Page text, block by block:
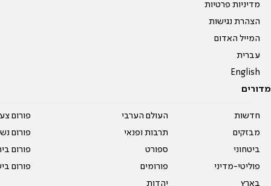
מדיניות פרטיות
הצהרת נגישות
המייל האדום
עברית
English
מדורים
חדשות
מבזקים
ביטחוני
פוליטי-מדיני
בארץ
העולם הערבי
תרבות ופנאי
ספורט
פורומים
יהדות
פורום
פורום
פורום
פורום